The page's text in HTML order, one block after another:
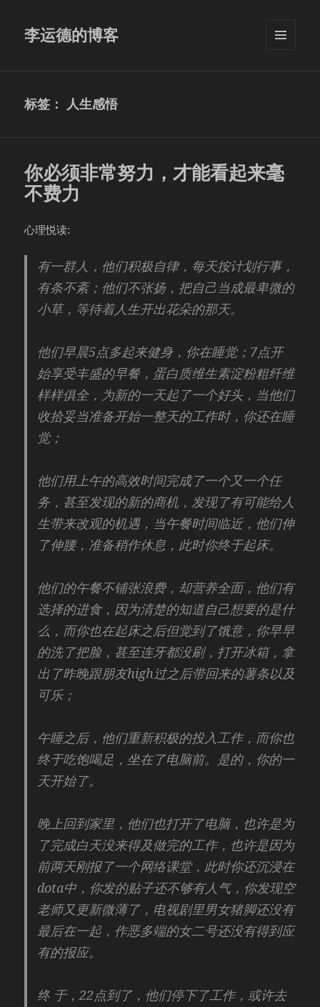
李运德的博客
标签： 人生感悟
你必须非常努力，才能看起来毫
不费力
心理悦读:
有一群人，他们积极自律，每天按计划行事，
有条不紊；他们不张扬，把自己当成最卑微的
小草，等待着人生开出花朵的那天。
他们早晨5点多起来健身，你在睡觉；7点开
始享受丰盛的早餐，蛋白质维生素淀粉粗纤维
样样俱全，为新的一天起了一个好头，当他们
收拾妥当准备开始一整天的工作时，你还在睡
觉；
他们用上午的高效时间完成了一个又一个任
务，甚至发现的新的商机，发现了有可能给人
生带来改观的机遇，当午餐时间临近，他们伸
了伸腰，准备稍作休息，此时你终于起床。
他们的午餐不铺张浪费，却营养全面，他们有
选择的进食，因为清楚的知道自己想要的是什
么，而你也在起床之后但觉到了饿意，你早早
的洗了把脸，甚至连牙都没刷，打开冰箱，拿
出了昨晚跟朋友high过之后带回来的薯条以及
可乐；
午睡之后，他们重新积极的投入工作，而你也
终于吃饱喝足，坐在了电脑前。是的，你的一
天开始了。
晚上回到家里，他们也打开了电脑，也许是为
了完成白天没来得及做完的工作，也许是因为
前两天刚报了一个网络课堂，此时你还沉浸在
dota中，你发的贴子还不够有人气，你发现空
老师又更新微薄了，电视剧里男女猪脚还没有
最后在一起，作恶多端的女二号还没有得到应
有的报应。
终 于，22点到了，他们停下了工作，或许去